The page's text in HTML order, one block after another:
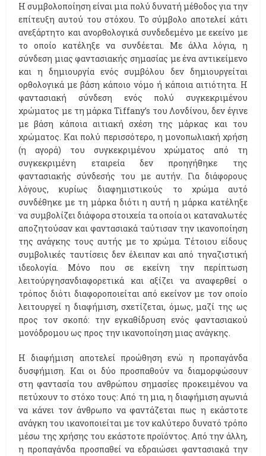
Η συμβολοποίηση είναι μια πολύ δυνατή μέθοδος για την
επίτευξη αυτού του στόχου. Το σύμβολο αποτελεί κάτι
ανεξάρτητο και ανορθολογικά συνδεδεμένο με εκείνο με
το οποίο κατέληξε να συνδέεται. Με άλλα λόγια, η
σύνδεση μιας φαντασιακής σημασίας με ένα αντικείμενο
και η δημιουργία ενός συμβόλου δεν δημιουργείται
ορθολογικά με βάση κάποιο νόμο ή κάποια αιτιότητα. Η
φαντασιακή σύνδεση ενός πολύ συγκεκριμένου
χρώματος με τη μάρκα Tiffany’s του Λονδίνου, δεν έγινε
με βάση κάποια αιτιακή σχέση της μάρκας και του
χρώματος. Και πολύ περισσότερο, η μονοπωλιακή χρήση
(η αγορά) του συγκεκριμένου χρώματος από τη
συγκεκριμένη εταιρεία δεν προηγήθηκε της
φαντασιακής σύνδεσής του με αυτήν. Για διάφορους
λόγους, κυρίως διαφημιστικούς το χρώμα αυτό
συνδέθηκε με τη μάρκα διότι η αυτή η μάρκα κατέληξε
να συμβολίζει διάφορα στοιχεία τα οποία οι καταναλωτές
αποζητούσαν και φαντασιακά ταύτισαν την ικανοποίηση
της ανάγκης τους αυτής με το χρώμα. Τέτοιου είδους
συμβολικές ταυτίσεις δεν έλειπαν και από τηναζιστική
ιδεολογία. Μόνο που σε εκείνη την περίπτωση
λειτούργησανδιαφορετικά και αξίζει να αναφερθεί ο
τρόπος διότι διαφοροποιείται από εκείνον με τον οποίο
λειτουργεί η διαφήμιση, σχετίζεται, όμως, μαζί της ως
προς τον σκοπό: την εγκαθίδρυση ενός φαντασιακού
μονόδρομου ως προς την ικανοποίηση μιας ανάγκης.
Η διαφήμιση αποτελεί προώθηση ενώ η προπαγάνδα
δυσφήμιση. Και οι δύο προσπαθούν να διαμορφώσουν
στη φαντασία του ανθρώπου σημασίες προκειμένου να
πετύχουν το στόχο τους: Από τη μια, η διαφήμιση αγωνιά
να κάνει τον άνθρωπο να φαντάζεται πως η εκάστοτε
ανάγκη του ικανοποιείται με τον καλύτερο δυνατό τρόπο
μέσω της χρήσης του εκάστοτε προϊόντος. Από την άλλη,
η προπαγάνδα προσπαθεί να εδραιώσει φαντασιακά την